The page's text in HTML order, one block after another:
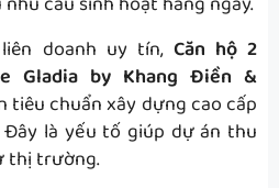
doanh uy tín, Căn hộ 2
Gladia by Khang Điền &
tiêu chuẩn xây dựng cao cấp
Đây là yếu tố giúp dự án thu
thị trường.